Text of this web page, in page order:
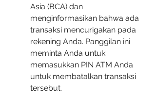
Asia (BCA) dan
menginformasikan bahwa ada
transaksi mencurigakan pada
rekening Anda. Panggilan ini
meminta Anda untuk
memasukkan PIN ATM Anda
untuk membatalkan transaksi
tersebut.